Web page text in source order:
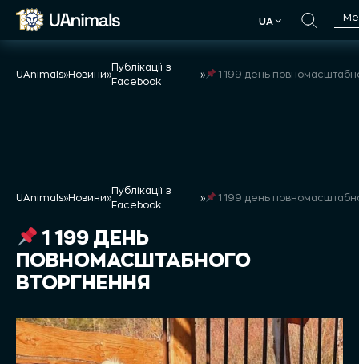
Skip
UA
UAnimals»Новини»
Публікації з
Facebook
» 1 199 день повномасштабного
UAnimals»Новини»
Публікації з
Facebook
» 1 199 день повномасштабного
1 199 ДЕНЬ
ПОВНОМАСШТАБНОГО
ВТОРГНЕННЯ